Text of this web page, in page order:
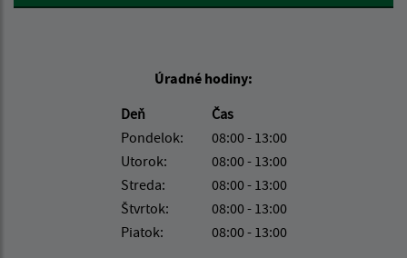
Úradné hodiny:
Deň
Čas
Pondelok:
08:00 - 13:00
Utorok:
08:00 - 13:00
Streda:
08:00 - 13:00
Štvrtok:
08:00 - 13:00
Piatok:
08:00 - 13:00